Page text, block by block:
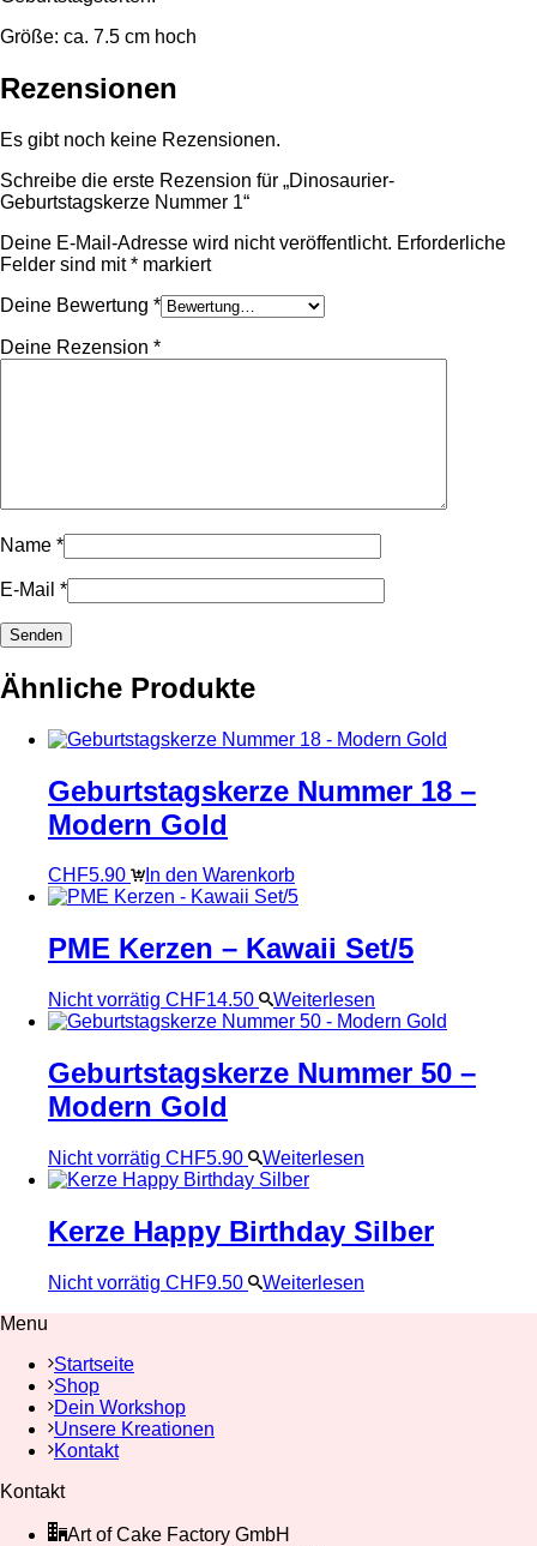
Größe: ca. 7.5 cm hoch
Rezensionen
Es gibt noch keine Rezensionen.
Schreibe die erste Rezension für „Dinosaurier-
Geburtstagskerze Nummer 1“
Deine E-Mail-Adresse wird nicht veröffentlicht. Erforderliche
Felder sind mit* markiert
Deine Bewertung *
Deine Rezension *
Name *
E-Mail *
Ähnliche Produkte
Geburtstagskerze Nummer 18 –
Modern Gold
CHF5.90 In den Warenkorb
PME Kerzen – Kawaii Set/5
Nicht vorrätig CHF14.50 Weiterlesen
Geburtstagskerze Nummer 50 –
Modern Gold
Nicht vorrätig CHF5.90 Weiterlesen
Kerze Happy Birthday Silber
Nicht vorrätig CHF9.50
Weiterlesen
Menu
Startseite
Shop
Dein Workshop
Unsere Kreationen
Kontakt
Kontakt
Art of Cake Factory GmbH